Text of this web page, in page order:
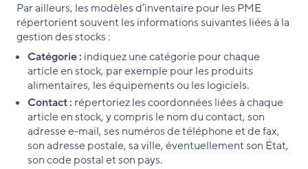
Par ailleurs, les modèles d’inventaire pour les PME
répertorient souvent les informations suivantes liées à la
gestion des stocks :
Catégorie : indiquez une catégorie pour chaque
article en stock, par exemple pour les produits
alimentaires, les équipements ou les logiciels.
Contact : répertoriez les coordonnées liées à chaque
article en stock, y compris le nom du contact, son
adresse e-mail, ses numéros de téléphone et de fax,
son adresse postale, sa ville, éventuellement son État,
son code postal et son pays.